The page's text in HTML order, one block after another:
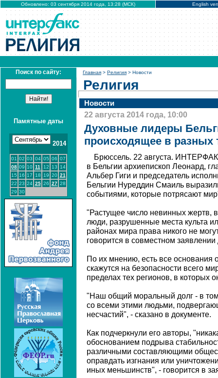
Обновлено: 03 сентября 2014 года, 13:28 (МСК) English
Поиск по сайту:
Памятные даты
2014
01 02 03 04 05 06 07
08 09 10 11 12 13
14
15 16 17 18 19 20 21
22 23 24 25 26 27 28
29 30
Главная > Религия > Новости
Религия
Новости
22 августа 2014 года, 10:00
Духовные лидеры
происходящее в разных
Брюссель. 22 августа.
в Бельгии архиепископ Леонард,
Альбер Гиги и председатель
Бельгии Нуреддин Смаиль
событиями, которые потрясают
"Растущее число невинных
люди, разрушенные места культа
районах мира права никого не
говорится в совместном
По их мнению, есть все основания
скажутся на безопасности всего
пределах тех регионов, в которых
"Наш общий моральный долг - в
со всеми этими людьми,
несчастий", - сказано в документе.
Как подчеркнули его авторы,
обоснованием подрыва
различными составляющими
оправдать изгнания или
иных меньшинств", - говорится в